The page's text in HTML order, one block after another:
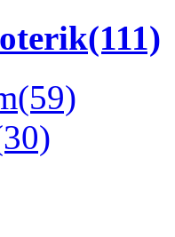
(111)
(59)